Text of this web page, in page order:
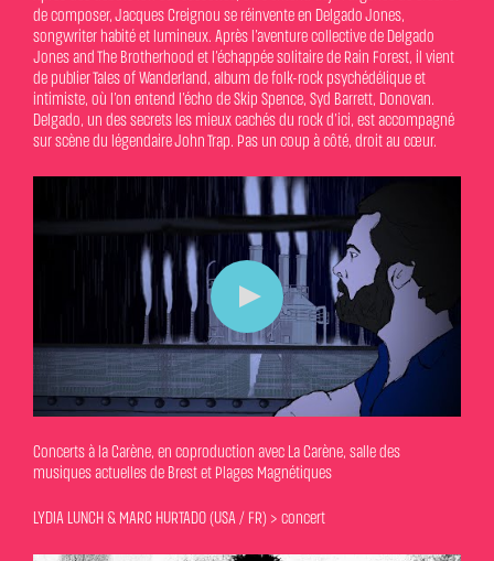
de composer, Jacques Creignou se réinvente en Delgado Jones,
songwriter habité et lumineux. Après l’aventure collective de Delgado
Jones and The Brotherhood et l’échappée solitaire de Rain Forest, il vient
de publier Tales of Wanderland, album de folk-rock psychédélique et
intimiste, où l’on entend l’écho de Skip Spence, Syd Barrett, Donovan.
Delgado, un des secrets les mieux cachés du rock d’ici, est accompagné
sur scène du légendaire John Trap. Pas un coup à côté, droit au cœur.
Concerts à la Carène, en coproduction avec La Carène, salle des
musiques actuelles de Brest et Plages Magnétiques
LYDIA LUNCH & MARC HURTADO (USA / FR) > concert